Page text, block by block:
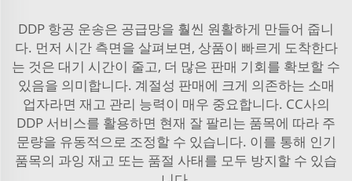
DDP 항공 운송은 공급망을 훨씬 원활하게 만들어 줍니
다. 먼저 시간 측면을 살펴보면, 상품이 빠르게 도착한다
는 것은 대기 시간이 줄고, 더 많은 판매 기회를 확보할 수
있음을 의미합니다. 계절성 판매에 크게 의존하는 소매
업자라면 재고 관리 능력이 매우 중요합니다. CC사의
DDP 서비스를 활용하면 현재 잘 팔리는 품목에 따라 주
문량을 유동적으로 조정할 수 있습니다. 이를 통해 인기
품목의 과잉 재고 또는 품절 사태를 모두 방지할 수 있습